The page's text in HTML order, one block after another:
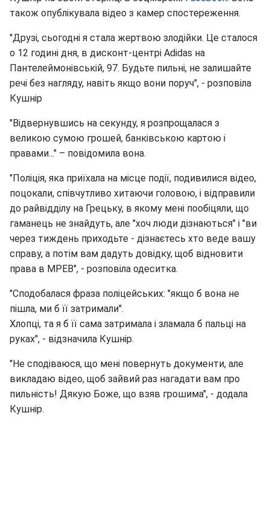
також опублікувала відео з камер спостереження.
"Друзі, сьогодні я стала жертвою злодійки. Це сталося
о 12 годині дня, в дисконт-центрі Adidas на
Пантелеймонівській, 97. Будьте пильні, не залишайте
речі без нагляду, навіть якщо вони поруч", - розповіла
Кушнір
"Відвернувшись на секунду, я розпрощалася з
великою сумою грошей, банківською картою і
правами..." – повідомила вона.
"Поліція, яка приїхала на місце події, подивилися відео,
поцокали, співчутливо хитаючи головою, і відправили
до райвідділу на Грецьку, в якому мені пообіцяли, що
гаманець не знайдуть, але "хоч люди дізнаються" і "ви
через тиждень приходьте - дізнаєтесь хто веде вашу
справу, а потім вам дадуть довідку, щоб відновити
права в МРЕВ", - розповіла одеситка.
"Сподобалася фраза поліцейських: "якщо б вона не
пішла, ми б її затримали".
Хлопці, та я б її сама затримала і зламала б пальці на
руках", - відзначила Кушнір.
"Не сподіваюся, що мені повернуть документи, але
викладаю відео, щоб зайвий раз нагадати вам про
пильність! Дякую Боже, що взяв грошима", - додала
Кушнір.